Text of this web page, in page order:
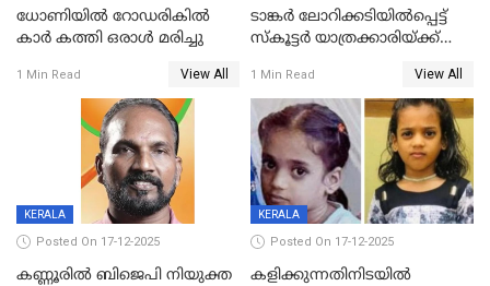
ധോണിയിൽ റോഡരികിൽ
കാർ കത്തി ഒരാൾ മരിച്ചു
1 Min Read View All
ടാങ്കർ ലോറിക്കടിയിൽപ്പെട്ട്
സ്കൂട്ടർ യാത്രക്കാരിയ്ക്ക്
കണ്ടോത്ത് ദേശീയ പാതയിൽ
1 Min Read View All
KERALA
Posted On 17-12-2025
കണ്ണൂരിൽ ബിജെപി നിയുക്ത
KERALA
Posted On 17-12-2025
കളിക്കുന്നതിനിടയിൽ